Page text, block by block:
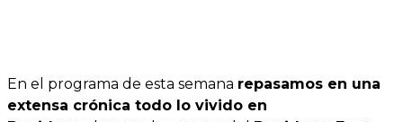
En el programa de esta semana repasamos en una
extensa crónica todo lo vivido en